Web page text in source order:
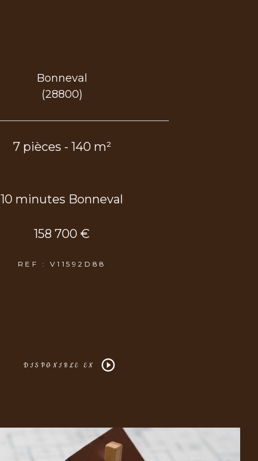
Bonneval
(28800)
7 pièces - 140 m²
10 minutes Bonneval
158 700 €
REF : V11592D88
DISPONIBLE EN